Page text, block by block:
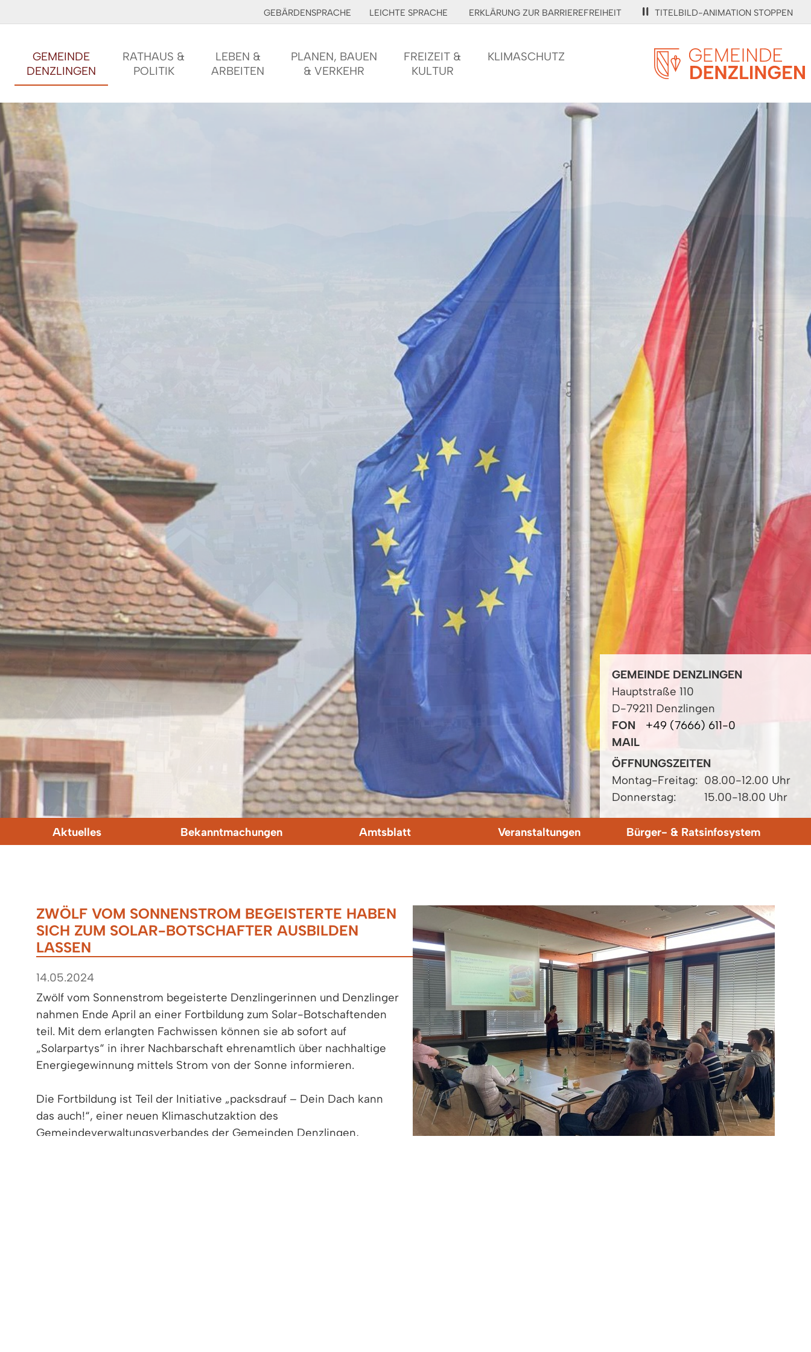
GEBÄRDENSPRACHE LEICHTE SPRACHE ERKLÄRUNG ZUR BARRIEREFREIHEIT TITELBILD-ANIMATION STOPPEN
GEMEINDE
DENZLINGEN
RATHAUS &
POLITIK
LEBEN &
ARBEITEN
PLANEN, BAUEN
& VERKEHR
FREIZEIT &
KULTUR
KLIMASCHUTZ
GEMEINDE DENZLINGEN
Hauptstraße 110
D-79211 Denzlingen
FON
+49 (7666) 611-0
MAIL
ÖFFNUNGSZEITEN
Montag-Freitag: 08.00-12.00 Uhr
Donnerstag:
15.00-18.00 Uhr
Aktuelles Bekanntmachungen Amtsblatt Veranstaltungen Bürger- & Ratsinfosystem
ZWÖLF VOM SONNENSTROM BEGEISTERTE HABEN
SICH ZUM SOLAR-BOTSCHAFTER AUSBILDEN
LASSEN
14.05.2024
Zwölf vom Sonnenstrom begeisterte Denzlingerinnen und Denzlinger
nahmen Ende April an einer Fortbildung zum Solar-Botschaftenden
teil. Mit dem erlangten Fachwissen können sie ab sofort auf
„Solarpartys“ in ihrer Nachbarschaft ehrenamtlich über nachhaltige
Energiegewinnung mittels Strom von der Sonne informieren.
Die Fortbildung ist Teil der Initiative „packsdrauf – Dein Dach kann
das auch!“, einer neuen Klimaschutzaktion des
Gemeindeverwaltungsverbandes der Gemeinden Denzlingen,